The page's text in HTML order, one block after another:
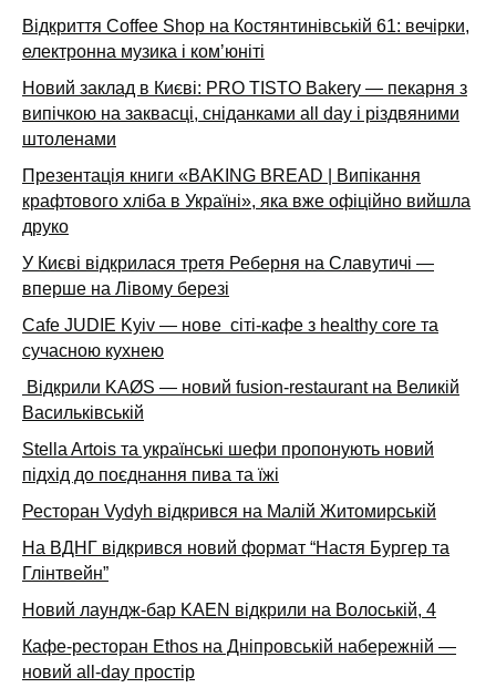
Відкриття Coffee Shop на Костянтинівській 61: вечірки,
електронна музика і комʼюніті
Новий заклад в Києві: PRO TISTO Bakery — пекарня з
випічкою на заквасці, сніданками all day і різдвяними
штоленами
Презентація книги «BAKING BREAD | Випікання
крафтового хліба в Україні», яка вже офіційно вийшла
друко
У Києві відкрилася третя Реберня на Славутичі —
вперше на Лівому березі
Cafe JUDIE Kyiv — нове сіті-кафе з healthy core та
сучасною кухнею
Відкрили KAØS — новий fusion-restaurant на Великій
Васильківській
Stella Artois та українські шефи пропонують новий
підхід до поєднання пива та їжі
Ресторан Vydyh відкрився на Малій Житомирській
На ВДНГ відкрився новий формат “Настя Бургер та
Глінтвейн”
Новий лаундж-бар KAEN відкрили на Волоській, 4
Кафе-ресторан Ethos на Дніпровській набережній —
новий all-day простір